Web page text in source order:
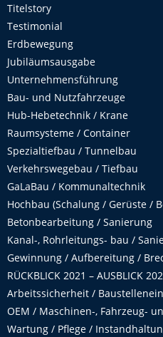
Titelstory
Testimonial
Erdbewegung
Jubiläumsausgabe
Unternehmensführung
Bau- und Nutzfahrzeuge
Hub-Hebetechnik / Krane
Raumsysteme / Container
Spezialtiefbau / Tunnelbau
Verkehrswegebau / Tiefbau
GaLaBau / Kommunaltechnik
Hochbau (Schalung / Gerüste /
Betonbearbeitung / Sanierung
Kanal-, Rohrleitungs- bau /
Gewinnung / Aufbereitung /
RÜCKBLICK 2021 – AUSBLICK
Arbeitssicherheit /
OEM / Maschinen-, Fahrzeug-
Wartung / Pflege /